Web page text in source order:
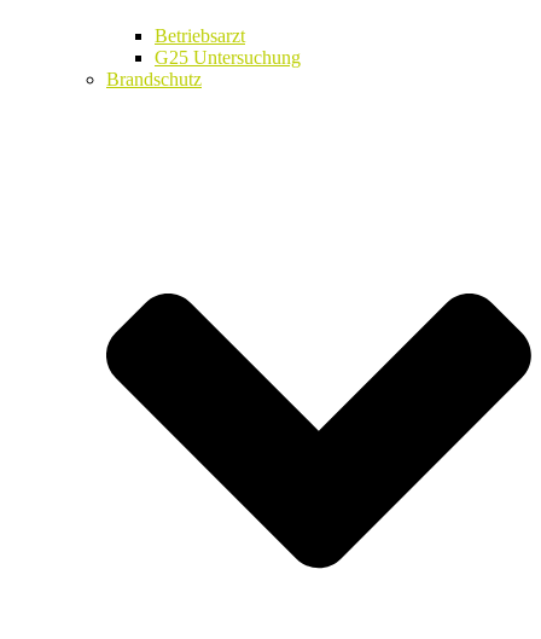
Betriebsarzt
G25 Untersuchung
Brandschutz